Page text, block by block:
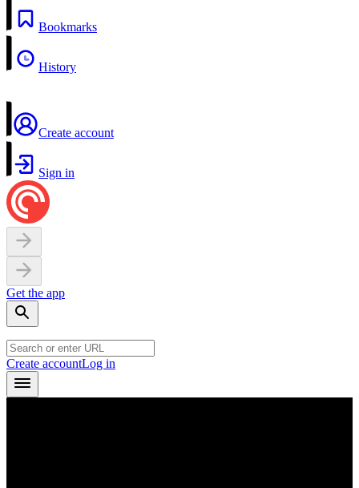
Bookmarks
History
Create account
Sign in
Get the app
Create accountLog in